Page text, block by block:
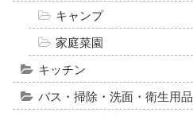
キャンプ
家庭菜園
キッチン
バス・掃除・洗面・衛生用品